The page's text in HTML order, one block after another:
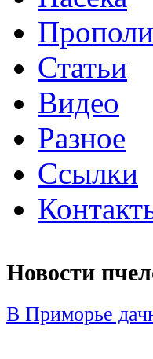
Статьи
Видео
Разное
Ссылки
Новости
В Приморье